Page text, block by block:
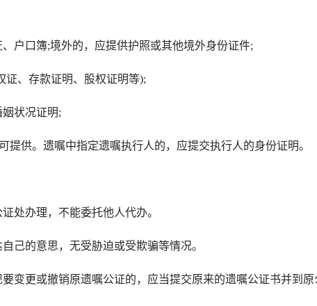
口簿;境外的，应提供护照或其他境外身份证件;
、存款证明、股权证明等);
状况证明;
供。遗嘱中指定遗嘱执行人的，应提交执行人的身份证明。
办理，不能委托他人代办。
的意思，无受胁迫或受欺骗等情况。
更或撤销原遗嘱公证的，应当提交原来的遗嘱公证书并到原